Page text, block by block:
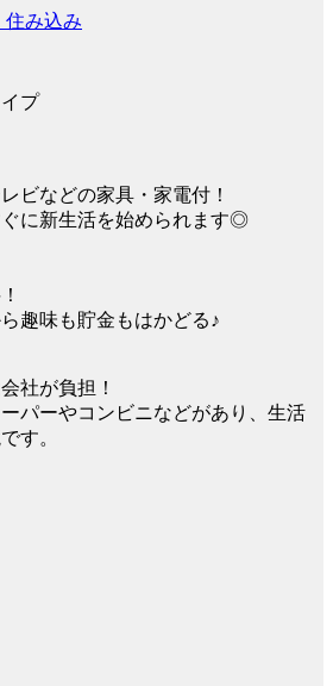
住み込み
プ
ビなどの家具・家電付！
に新生活を始められます◎
趣味も貯金もはかどる♪
社が負担！
パーやコンビニなどがあり、生活
す。